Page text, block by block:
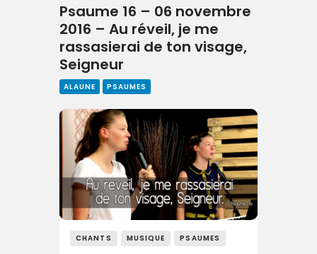
Psaume 16 – 06 novembre
2016 – Au réveil, je me
rassasierai de ton visage,
Seigneur
ALAUNE PSAUMES
CHANTS MUSIQUE PSAUMES